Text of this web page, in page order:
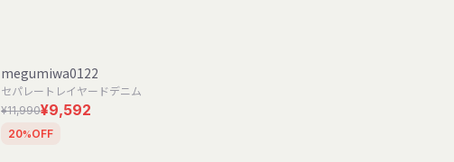
megumiwa0122
セパレートレイヤードデニム
¥11,990¥9,592
20%OFF